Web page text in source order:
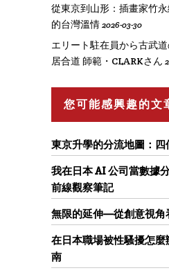
從東京到山形：插畫家竹
的台灣溫情 2026-03-30
エリート駐在員から古武
居合道 師範・CLARKさん
您可能感興趣的文
東京升學的分流地圖：
我在日本 AI 公司當數據
前線觀察筆記
無限的延伸—從創意視角
在日本職場被性騷擾怎
南